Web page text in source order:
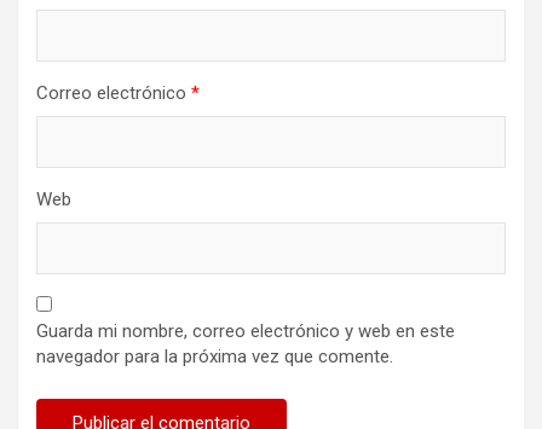
Correo electrónico *
Web
Guarda mi nombre, correo electrónico y web en este
navegador para la próxima vez que comente.